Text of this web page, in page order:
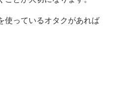
使っているオタクがあれば